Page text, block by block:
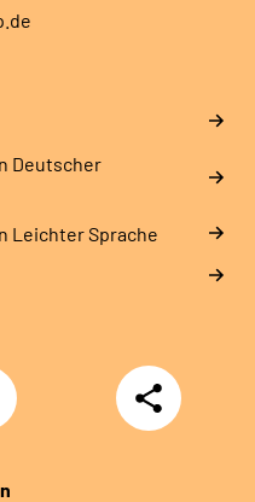
Deutscher
Leichter Sprache
Teilen